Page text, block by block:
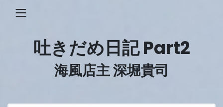
吐きだめ日記 Part2
海風店主 深堀貴司